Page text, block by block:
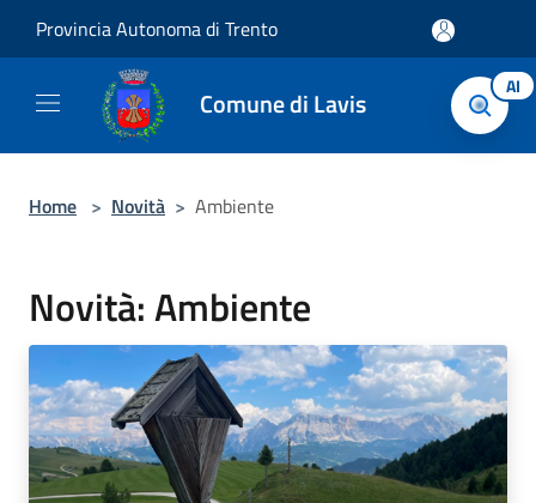
Provincia Autonoma di Trento
Comune di Lavis AI
Home > Novità > Ambiente
Novità: Ambiente